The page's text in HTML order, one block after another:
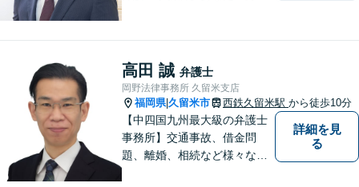
問題解決まで丁寧にお手伝い
します！少しでもお悩みの方
はお気軽にご相談ください。
高田 誠 弁護士
岡野法律事務所 久留米支店
福岡県|久留米市 西鉄久留米駅 から徒歩10分
【中四国九州最大級の弁護士
事務所】交通事故、借金問
題、離婚、相続など様々な問
詳細を見
る